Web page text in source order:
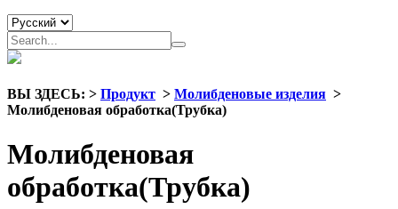
ВЫ ЗДЕСЬ: > Продукт > Молибденовые изделия >
Молибденовая обработка(Трубка)
Молибденовая
обработка(Трубка)